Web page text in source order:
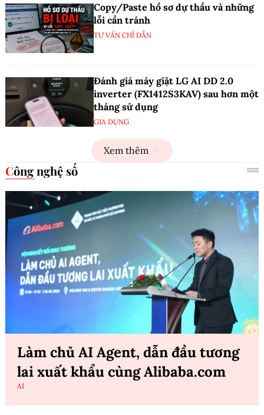
Copy/Paste hồ sơ dự thầu và những
lỗi cần tránh
TƯ VẤN CHỈ DẪN
Đánh giá máy giặt LG AI DD 2.0
inverter (FX1412S3KAV) sau hơn một
tháng sử dụng
GIA DỤNG
Xem thêm
Công nghệ số
Làm chủ AI Agent, dẫn đầu tương
lai xuất khẩu cùng Alibaba.com
AI